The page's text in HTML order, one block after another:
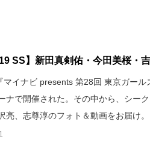
SS】新田真剣佑・今田美桜・
マイナビ presents 第28回 東京ガール
ナで開催された。その中から、シー
亮、志尊淳のフォト＆動画をお届け。